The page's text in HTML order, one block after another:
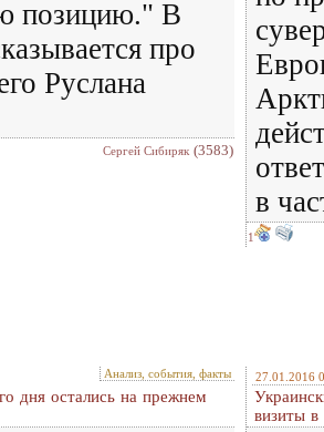
позицию." В
про
Руслана
Сергей Сибиряк (3583)
в
1
Анализ, события, факты
дня остались на прежнем
27.01.2016
визиты